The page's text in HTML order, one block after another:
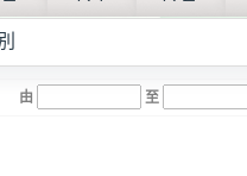
由 至